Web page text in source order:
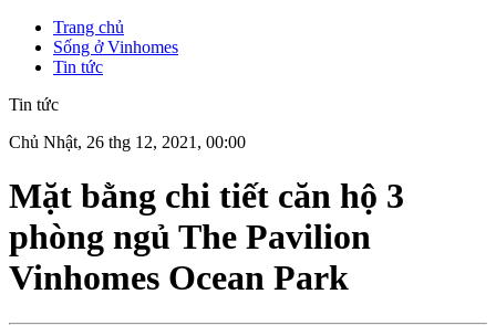
Trang chủ
Sống ở Vinhomes
Tin tức
Tin tức
Chủ Nhật, 26 thg 12, 2021, 00:00
Mặt bằng chi tiết căn hộ 3
phòng ngủ The Pavilion
Vinhomes Ocean Park